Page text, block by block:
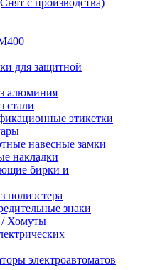
с производства)
для защитной
алюминия
стали
этикетки
навесные замки
накладки
бирки и
полиэстера
знаки
Хомуты
электроавтоматов